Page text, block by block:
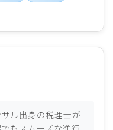
ル出身の税理士が